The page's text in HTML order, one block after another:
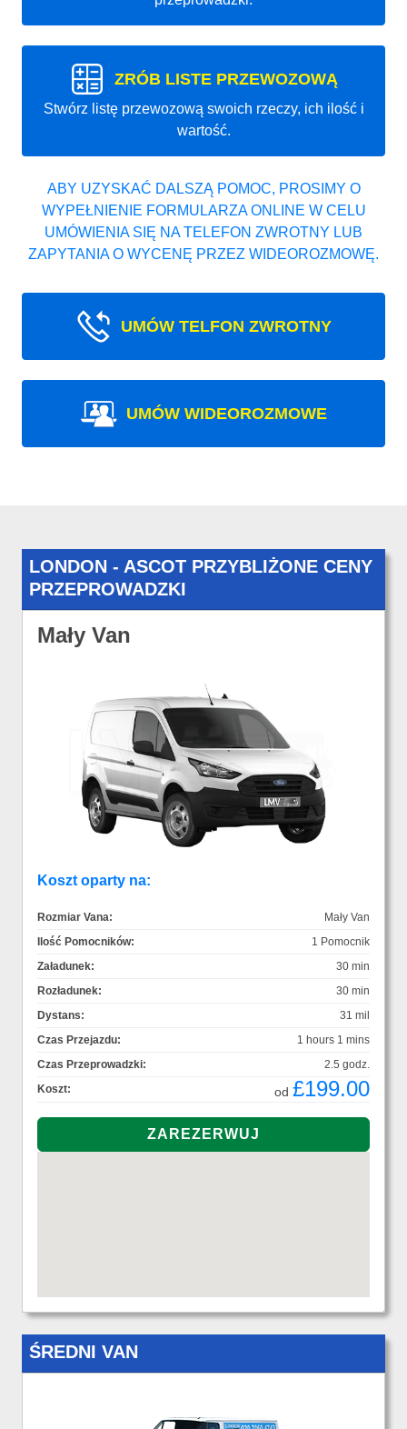
ZRÓB LISTE PRZEWOZOWĄ
Stwórz listę przewozową swoich rzeczy, ich ilość i
wartość.
ABY UZYSKAĆ DALSZĄ POMOC, PROSIMY O
WYPEŁNIENIE FORMULARZA ONLINE W CELU
UMÓWIENIA SIĘ NA TELEFON ZWROTNY LUB
ZAPYTANIA O WYCENĘ PRZEZ WIDEOROZMOWĘ.
UMÓW TELFON ZWROTNY
UMÓW WIDEOROZMOWE
LONDON - ASCOT PRZYBLIŻONE CENY
PRZEPROWADZKI
Mały Van
Koszt oparty na:
Rozmiar Vana:
Mały Van
Ilość Pomocników:
1 Pomocnik
Załadunek:
30 min
Rozładunek:
30 min
Dystans:
31 mil
Czas Przejazdu:
1 hours 1 mins
Czas Przeprowadzki:
2.5 godz.
Koszt:
od £199.00
ŚREDNI VAN